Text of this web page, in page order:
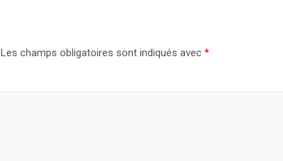
Les champs obligatoires sont indiqués avec *